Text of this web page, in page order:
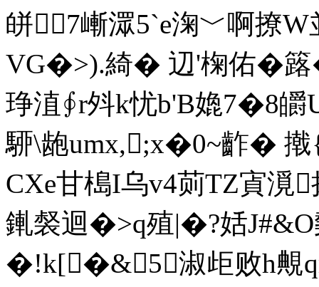
皏7嶃潀5`e淗﹀啊撩
VG�>).綺� 辺'椈佑�
琤淔∮r斘k忧b'B嫓7�8
駵\龅umx,;x�0~齚�
CXe甘槝I乌v4荝TZ寊漞
錷裻迴�>q殖|�?姡
�!k[�&5淑歫败h